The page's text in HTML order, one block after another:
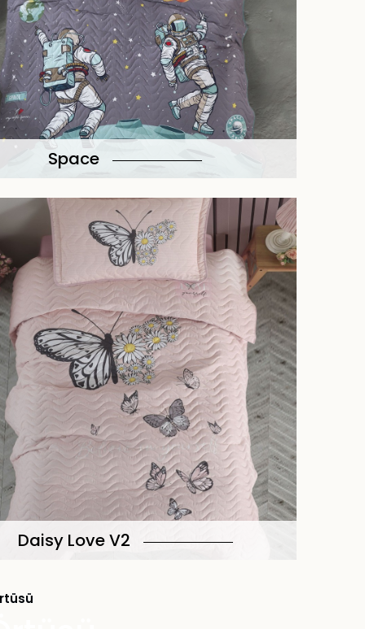
Space
Daisy Love V2